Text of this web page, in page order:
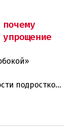
подростков
Сузаны
сегодня ведёт